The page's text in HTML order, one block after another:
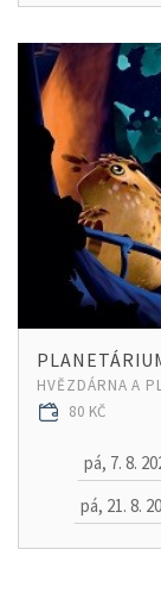
HVĚZDÁRNA A
80 KČ
pá, 7. 8.
pá, 21. 8.